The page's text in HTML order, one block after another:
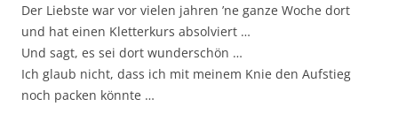
Der Liebste war vor vielen jahren ’ne ganze Woche dort
und hat einen Kletterkurs absolviert …
Und sagt, es sei dort wunderschön …
Ich glaub nicht, dass ich mit meinem Knie den Aufstieg
noch packen könnte …